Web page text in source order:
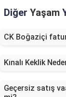
Diğer Yaşam
CK Boğaziçi
Kınalı Keklik
Geçersiz satış